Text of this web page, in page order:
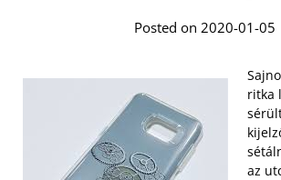
Posted on 2020-01-05
ritka
az